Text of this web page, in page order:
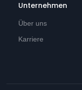
Unternehmen
Über uns
Karriere